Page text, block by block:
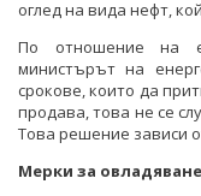
оглед на вида нефт,
По отношение на
министърът на
срокове, които да
продава, това не се
Това решение зависи
Мерки за